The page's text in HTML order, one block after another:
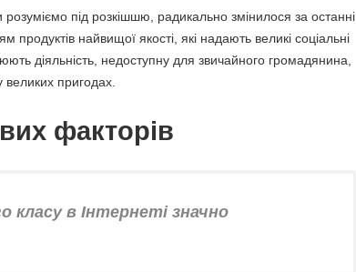
під розкішшю, радикально змінилося за останні
найвищої якості, які надають великі соціальні
діяльність, недоступну для звичайного громадянина,
великих пригодах.
факторів
класу в Інтернеті значно